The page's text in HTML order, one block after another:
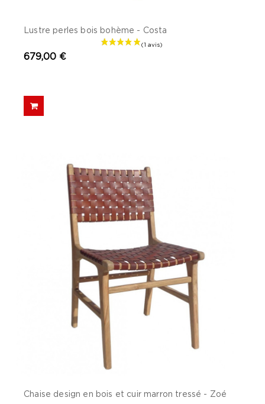
Lustre perles bois bohème - Costa
679,00 €
Chaise design en bois et cuir marron tressé - Zoé